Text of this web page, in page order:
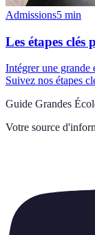
Admissions5 min
Les étapes clés
Intégrer une grande
Suivez nos étapes
Guide Grandes
Votre source